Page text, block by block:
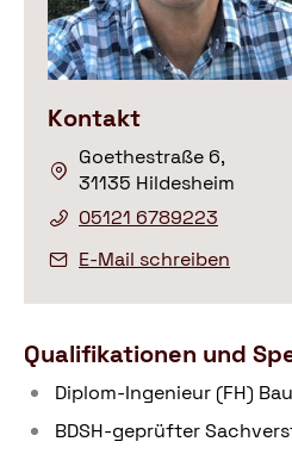
Kontakt
Goethestraße 6,
31135 Hildesheim
05121 6789223
E-Mail schreiben
Qualifikationen und
Diplom-Ingenieur (FH)
BDSH-geprüfter